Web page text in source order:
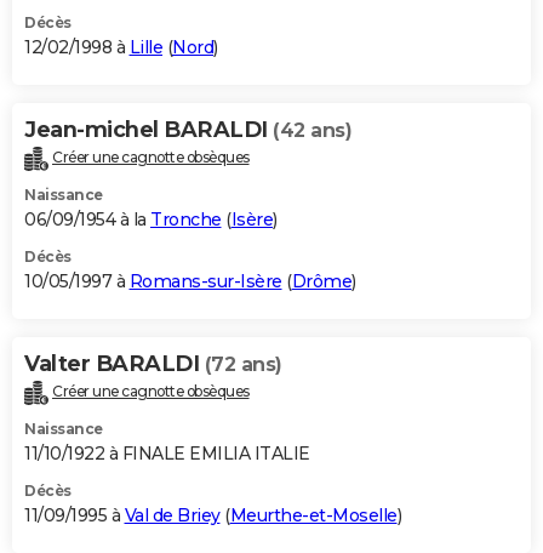
Décès
12/02/1998 à Lille (Nord)
Jean-michel BARALDI (42 ans)
Créer une cagnotte obsèques
Naissance
06/09/1954 à la Tronche (Isère)
Décès
10/05/1997 à Romans-sur-Isère (Drôme)
Valter BARALDI (72 ans)
Créer une cagnotte obsèques
Naissance
11/10/1922 à FINALE EMILIA ITALIE
Décès
11/09/1995 à Val de Briey(Meurthe-et-Moselle)